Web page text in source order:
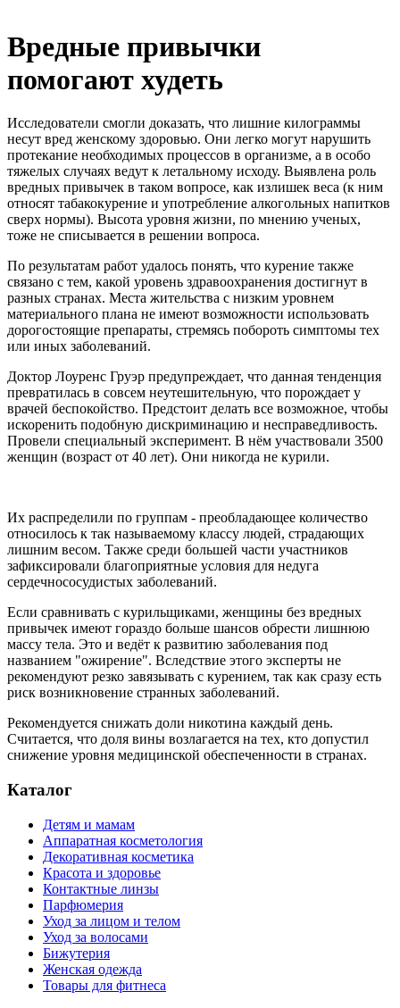
Вредные привычки
помогают худеть
Исследователи смогли доказать, что лишние килограммы
несут вред женскому здоровью. Они легко могут нарушить
протекание необходимых процессов в организме, а в особо
тяжелых случаях ведут к летальному исходу. Выявлена роль
вредных привычек в таком вопросе, как излишек веса (к ним
относят табакокурение и употребление алкогольных напитков
сверх нормы). Высота уровня жизни, по мнению ученых,
тоже не списывается в решении вопроса.
По результатам работ удалось понять, что курение также
связано с тем, какой уровень здравоохранения достигнут в
разных странах. Места жительства с низким уровнем
материального плана не имеют возможности использовать
дорогостоящие препараты, стремясь побороть симптомы тех
или иных заболеваний.
Доктор Лоуренс Груэр предупреждает, что данная тенденция
превратилась в совсем неутешительную, что порождает у
врачей беспокойство. Предстоит делать все возможное, чтобы
искоренить подобную дискриминацию и несправедливость.
Провели специальный эксперимент. В нём участвовали 3500
женщин (возраст от 40 лет). Они никогда не курили.
Их распределили по группам - преобладающее количество
относилось к так называемому классу людей, страдающих
лишним весом. Также среди большей части участников
зафиксировали благоприятные условия для недуга
сердечнососудистых заболеваний.
Если сравнивать с курильщиками, женщины без вредных
привычек имеют гораздо больше шансов обрести лишнюю
массу тела. Это и ведёт к развитию заболевания под
названием "ожирение". Вследствие этого эксперты не
рекомендуют резко завязывать с курением, так как сразу есть
риск возникновение странных заболеваний.
Рекомендуется снижать доли никотина каждый день.
Считается, что доля вины возлагается на тех, кто допустил
снижение уровня медицинской обеспеченности в странах.
Каталог
Детям и мамам
Аппаратная косметология
Декоративная косметика
Красота и здоровье
Контактные линзы
Парфюмерия
Уход за лицом и телом
Уход за волосами
Бижутерия
Женская одежда
Товары для фитнеса